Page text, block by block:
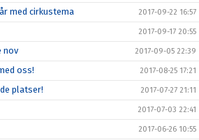
med cirkustema 2017-09-22 16:57
2017-09-17 20:55
nov 2017-09-05 22:39
oss! 2017-08-25 17:21
platser! 2017-07-27 21:11
2017-07-03 22:41
2017-06-26 10:55